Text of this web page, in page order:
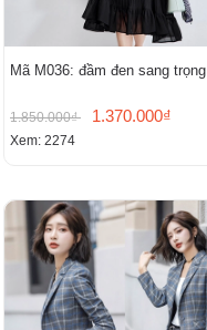
Mã M036: đầm đen sang trọng
1.850.000₫ 1.370.000₫
Xem: 2274